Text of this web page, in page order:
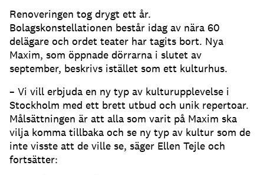
Renoveringen tog drygt ett år.
Bolagskonstellationen består idag av nära 60
delägare och ordet teater har tagits bort. Nya
Maxim, som öppnade dörrarna i slutet av
september, beskrivs istället som ett kulturhus.
– Vi vill erbjuda en ny typ av kulturupplevelse i
Stockholm med ett brett utbud och unik repertoar.
Målsättningen är att alla som varit på Maxim ska
vilja komma tillbaka och se ny typ av kultur som de
inte visste att de ville se, säger Ellen Tejle och
fortsätter: